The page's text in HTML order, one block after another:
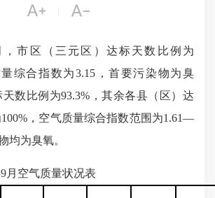
 
，市区（三元区）达标天数比例为
量综合指数为3.15，首要污染物为臭
数比例为93.3%，其余各县（区）达
，空气质量综合指数范围为1.61—
均为臭氧。
9月空气质量状况表